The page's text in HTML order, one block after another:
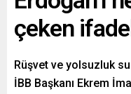
çeken
Rüşvet ve yolsuzluk
İBB Başkanı Ekrem